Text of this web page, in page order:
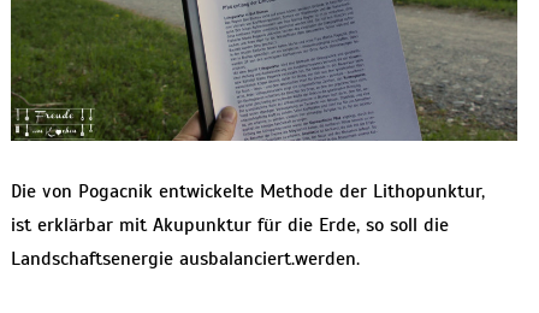
Die von Pogacnik entwickelte Methode der Lithopunktur,
ist erklärbar mit Akupunktur für die Erde, so soll die
Landschaftsenergie ausbalanciert.werden.